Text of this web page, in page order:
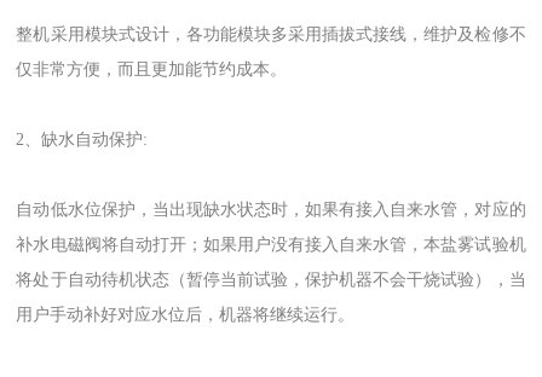
整机采用模块式设计，各功能模块多采用插拔式接线，维护及检修不
仅非常方便，而且更加能节约成本。
2、缺水自动保护:
自动低水位保护，当出现缺水状态时，如果有接入自来水管，对应的
补水电磁阀将自动打开；如果用户没有接入自来水管，本盐雾试验机
将处于自动待机状态（暂停当前试验，保护机器不会干烧试验），当
用户手动补好对应水位后，机器将继续运行。